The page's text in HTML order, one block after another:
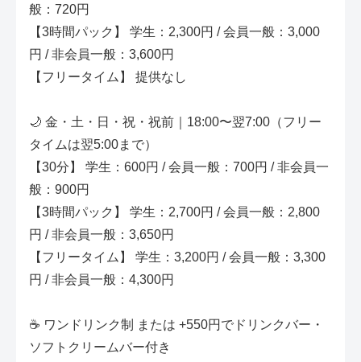
般：720円
【3時間パック】 学生：2,300円 / 会員一般：3,000
円 / 非会員一般：3,600円
【フリータイム】 提供なし
🌙 金・土・日・祝・祝前｜18:00〜翌7:00（フリー
タイムは翌5:00まで）
【30分】 学生：600円 / 会員一般：700円 / 非会員一
般：900円
【3時間パック】 学生：2,700円 / 会員一般：2,800
円 / 非会員一般：3,650円
【フリータイム】 学生：3,200円 / 会員一般：3,300
円 / 非会員一般：4,300円
☕ ワンドリンク制 または +550円でドリンクバー・
ソフトクリームバー付き